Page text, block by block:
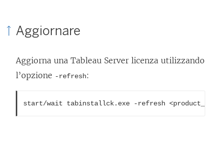
Aggiornare
Aggiorna una Tableau Server licenza utilizzando
l’opzione -refresh:
start/wait tabinstallck.exe -refresh <product_key>